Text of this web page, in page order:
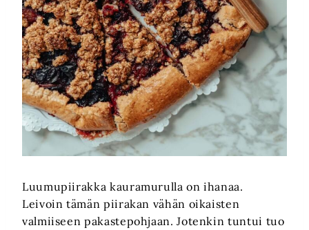
Luumupiirakka kauramurulla on ihanaa.
Leivoin tämän piirakan vähän oikaisten
valmiiseen pakastepohjaan. Jotenkin tuntui tuo